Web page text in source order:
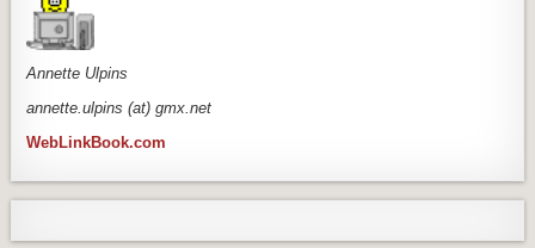
Annette Ulpins
annette.ulpins (at) gmx.net
WebLinkBook.com